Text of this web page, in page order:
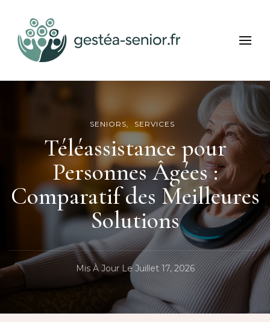
Gestea Senior
Bien-être et services seniors
SENIORS SERVICES
Téléassistance pour
Personnes Âgées :
Comparatif des Meilleures
Solutions
Mis À Jour Le Juillet 17, 2026